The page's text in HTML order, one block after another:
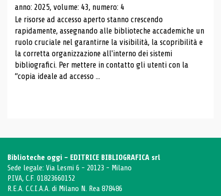
anno: 2025, volume: 43, numero: 4
Le risorse ad accesso aperto stanno crescendo
rapidamente, assegnando alle biblioteche accademiche un
ruolo cruciale nel garantirne la visibilità, la scopribilità e
la corretta organizzazione all'interno dei sistemi
bibliografici. Per mettere in contatto gli utenti con la
“copia ideale ad accesso ...
Biblioteche oggi - EDITRICE BIBLIOGRAFICA srl
Sede legale: Via Lesmi 6 - 20123 - Milano
P.IVA, C.F. 01823660152
R.E.A. C.C.I.A.A. di Milano N. Rea 878486